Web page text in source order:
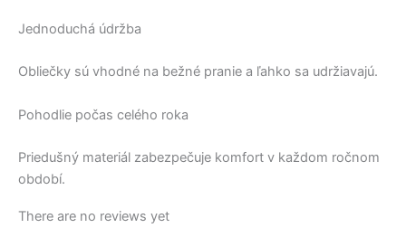
Jednoduchá údržba
Obliečky sú vhodné na bežné pranie a ľahko sa udržiavajú.
Pohodlie počas celého roka
Priedušný materiál zabezpečuje komfort v každom ročnom
období.
There are no reviews yet